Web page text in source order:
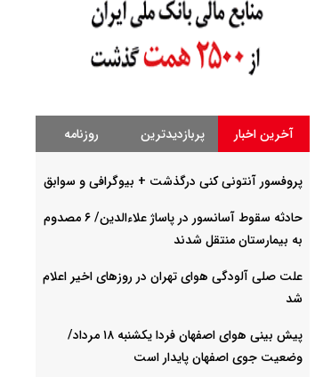
آخرین اخبار پربازدیدترین روزنامه
پروفسور آنتونی کنی درگذشت + بیوگرافی و سوابق
حادثه سقوط آسانسور در پاساژ علاءالدین/ ۶ مصدوم
به بیمارستان منتقل شدند
علت صلی آلودگی هوای تهران در روزهای اخیر اعلام
شد
پیش بینی هوای اصفهان فردا یکشنبه ۱۸ مرداد/
وضعیت جوی اصفهان پایدار است